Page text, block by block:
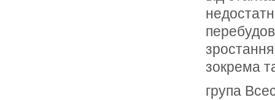
зокрема
група